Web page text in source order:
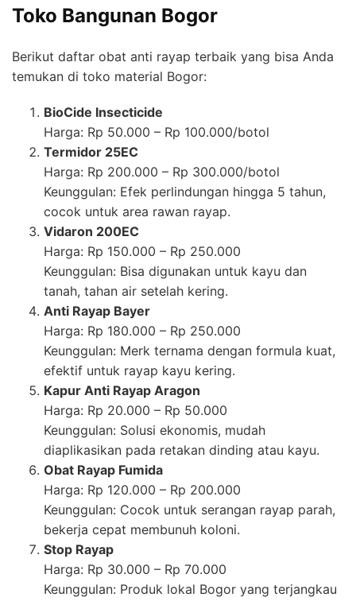
Toko Bangunan Bogor
Berikut daftar obat anti rayap terbaik yang bisa Anda
temukan di toko material Bogor:
BioCide Insecticide
Harga: Rp 50.000 – Rp 100.000/botol
Termidor 25EC
Harga: Rp 200.000 – Rp 300.000/botol
Keunggulan: Efek perlindungan hingga 5 tahun,
cocok untuk area rawan rayap.
Vidaron 200EC
Harga: Rp 150.000 – Rp 250.000
Keunggulan: Bisa digunakan untuk kayu dan
tanah, tahan air setelah kering.
Anti Rayap Bayer
Harga: Rp 180.000 – Rp 250.000
Keunggulan: Merk ternama dengan formula kuat,
efektif untuk rayap kayu kering.
Kapur Anti Rayap Aragon
Harga: Rp 20.000 – Rp 50.000
Keunggulan: Solusi ekonomis, mudah
diaplikasikan pada retakan dinding atau kayu.
Obat Rayap Fumida
Harga: Rp 120.000 – Rp 200.000
Keunggulan: Cocok untuk serangan rayap parah,
bekerja cepat membunuh koloni.
Stop Rayap
Harga: Rp 30.000 – Rp 70.000
Keunggulan: Produk lokal Bogor yang terjangkau